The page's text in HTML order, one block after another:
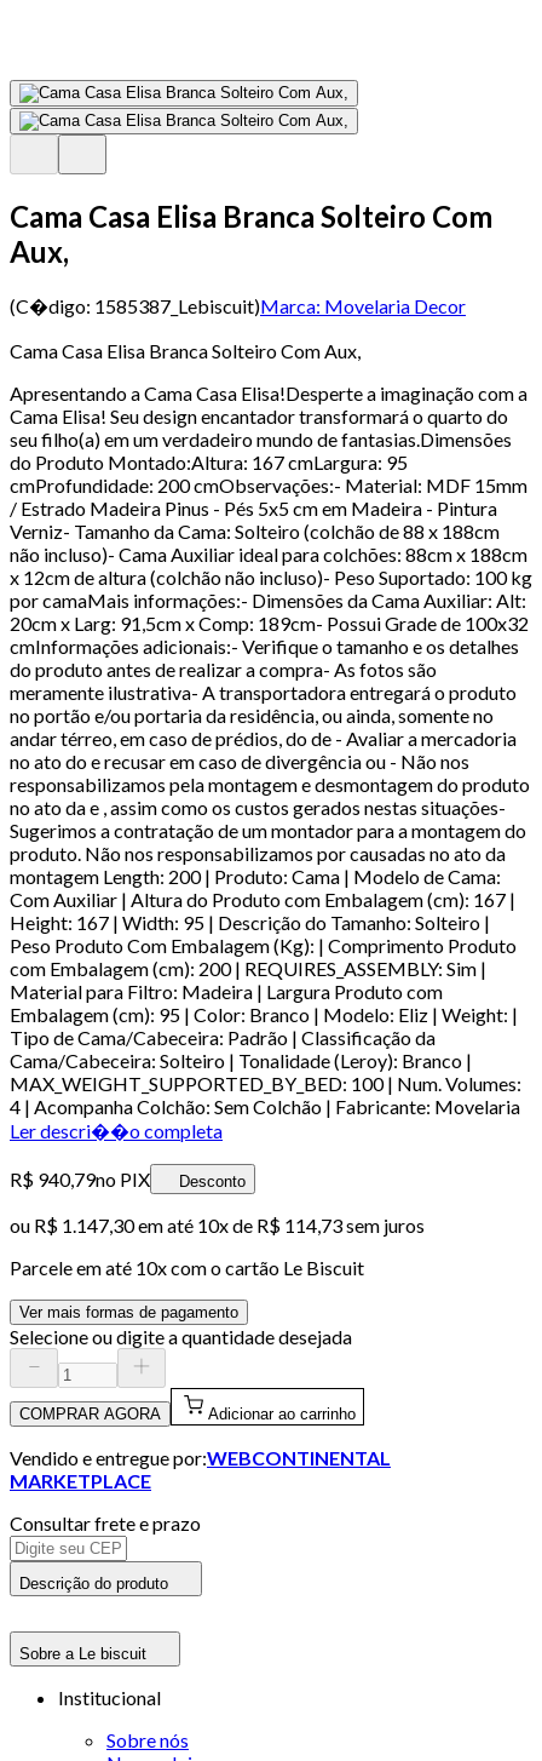
Cama Casa Elisa Branca Solteiro Com
Aux,
(C�digo: 1585387_Lebiscuit)Marca: Movelaria Decor
Cama Casa Elisa Branca Solteiro Com Aux,
Apresentando a Cama Casa Elisa!Desperte a imaginação com a
Cama Elisa! Seu design encantador transformará o quarto do
seu filho(a) em um verdadeiro mundo de fantasias.Dimensões
do Produto Montado:Altura: 167 cmLargura: 95
cmProfundidade: 200 cmObservações:- Material: MDF 15mm
/ Estrado Madeira Pinus - Pés 5x5 cm em Madeira - Pintura
Verniz- Tamanho da Cama: Solteiro (colchão de 88 x 188cm
não incluso)- Cama Auxiliar ideal para colchões: 88cm x 188cm
x 12cm de altura (colchão não incluso)- Peso Suportado: 100 kg
por camaMais informações:- Dimensões da Cama Auxiliar: Alt:
20cm x Larg: 91,5cm x Comp: 189cm- Possui Grade de 100x32
cmInformações adicionais:- Verifique o tamanho e os detalhes
do produto antes de realizar a compra- As fotos são
meramente ilustrativa- A transportadora entregará o produto
no portão e/ou portaria da residência, ou ainda, somente no
andar térreo, em caso de prédios, do de - Avaliar a mercadoria
no ato do e recusar em caso de divergência ou - Não nos
responsabilizamos pela montagem e desmontagem do produto
no ato da e , assim como os custos gerados nestas situações-
Sugerimos a contratação de um montador para a montagem do
produto. Não nos responsabilizamos por causadas no ato da
montagem Length: 200 | Produto: Cama | Modelo de Cama:
Com Auxiliar | Altura do Produto com Embalagem (cm): 167 |
Height: 167 | Width: 95 | Descrição do Tamanho: Solteiro |
Peso Produto Com Embalagem (Kg): | Comprimento Produto
com Embalagem (cm): 200 | REQUIRES_ASSEMBLY: Sim |
Material para Filtro: Madeira | Largura Produto com
Embalagem (cm): 95 | Color: Branco | Modelo: Eliz | Weight: |
Tipo de Cama/Cabeceira: Padrão | Classificação da
Cama/Cabeceira: Solteiro | Tonalidade (Leroy): Branco |
MAX_WEIGHT_SUPPORTED_BY_BED: 100 | Num. Volumes:
4 | Acompanha Colchão: Sem Colchão | Fabricante: Movelaria
Ler descri��o completa
R$ 940,79no PIX Desconto
ou R$ 1.147,30em até 10x de R$ 114,73 sem juros
Parcele em até 10x com o cartão Le Biscuit
Ver mais formas de pagamento
Selecione ou digite a quantidade desejada
COMPRAR AGORA Adicionar ao carrinho
Vendido e entregue por:WEBCONTINENTAL
MARKETPLACE
Consultar frete e prazo
Descrição do produto
Sobre a Le biscuit
Institucional
Sobre nós